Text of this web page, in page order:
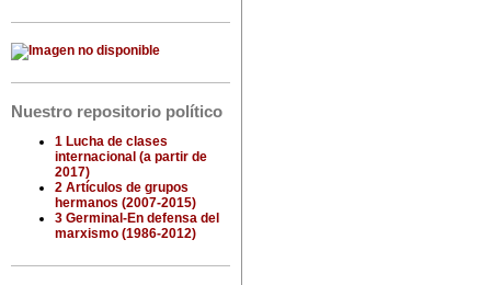
Nuestro repositorio político
1 Lucha de clases
internacional (a partir de
2017)
2 Artículos de grupos
hermanos (2007-2015)
3 Germinal-En defensa del
marxismo (1986-2012)